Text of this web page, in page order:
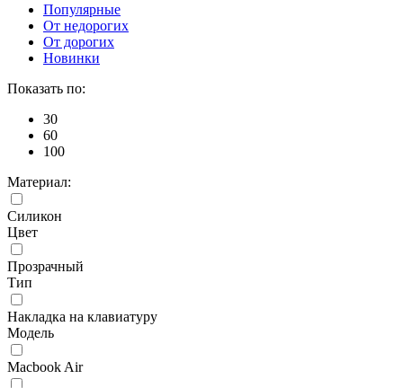
Популярные
От недорогих
От дорогих
Новинки
Показать по:
30
60
100
Материал:
Силикон
Цвет
Прозрачный
Тип
Накладка на клавиатуру
Модель
Macbook Air